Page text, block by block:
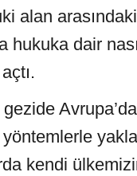
alan
hukuka dair
kendi